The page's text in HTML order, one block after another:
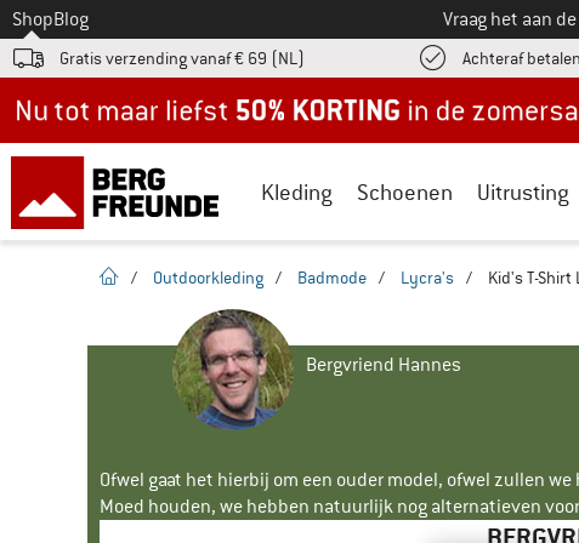
Naar
ShopBlog Vraag het aan
Gratis verzending vanaf € 69 (NL) Achteraf betalen
Kleding Schoenen Uitrusting
Startpagina
/ Outdoorkleding / Badmode / Lycra's / Kid's T-
Bergvriend Hannes
Ofwel gaat het hierbij om een ouder model, ofwel zullen
Moed houden, we hebben natuurlijk nog alternatieven